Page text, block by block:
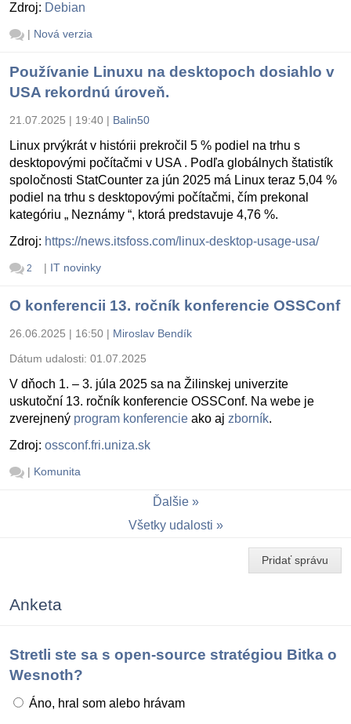
Zdroj: Debian
| Nová verzia
Používanie Linuxu na desktopoch dosiahlo v
USA rekordnú úroveň.
21.07.2025 | 19:40 | Balin50
Linux prvýkrát v histórii prekročil 5 % podiel na trhu s
desktopovými počítačmi v USA . Podľa globálnych štatistík
spoločnosti StatCounter za jún 2025 má Linux teraz 5,04 %
podiel na trhu s desktopovými počítačmi, čím prekonal
kategóriu „ Neznámy “, ktorá predstavuje 4,76 %.
Zdroj: https://news.itsfoss.com/linux-desktop-usage-usa/
2 | IT novinky
O konferencii 13. ročník konferencie OSSConf
26.06.2025 | 16:50 | Miroslav Bendík
Dátum udalosti: 01.07.2025
V dňoch 1. – 3. júla 2025 sa na Žilinskej univerzite
uskutoční 13. ročník konferencie OSSConf. Na webe je
zverejnený program konferencie ako aj zborník.
Zdroj: ossconf.fri.uniza.sk
| Komunita
Ďalšie
Všetky udalosti
Pridať správu
Anketa
Stretli ste sa s open-source stratégiou Bitka o
Wesnoth?
Áno, hral som alebo hrávam